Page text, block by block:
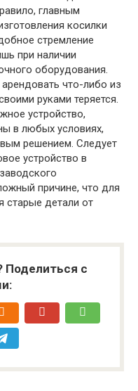
главным
косилки
стремление
при наличии
оборудования.
что-либо из
руками теряется.
устройство,
в любых условиях,
решением. Следует
устройство в
причине, что для
старые детали от
Поделиться с